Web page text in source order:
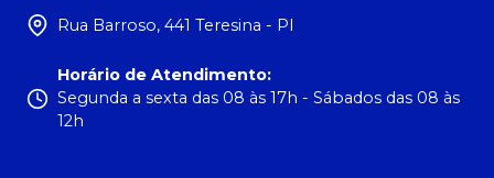
Rua Barroso, 441 Teresina - PI
Horário de Atendimento:
Segunda a sexta das 08 às 17h - Sábados das 08 às
12h